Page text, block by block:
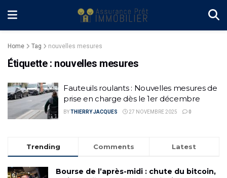
Home Tag nouvelles mesures
Étiquette : nouvelles mesures
Fauteuils roulants : Nouvelles mesures de
prise en charge dès le 1er décembre
BYTHIERRY JACQUES 27 NOVEMBRE 2025 0
Trending Comments Latest
Bourse de l’après-midi : chute du bitcoin,